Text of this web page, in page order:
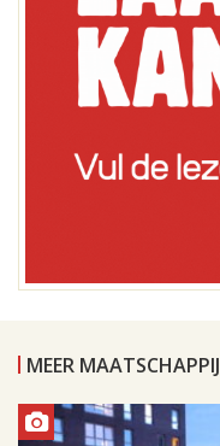
MEER MAATSCHAPPIJ